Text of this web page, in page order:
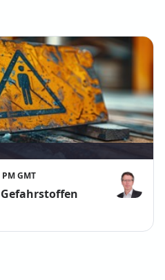
GMT
Dr. rer. nat.